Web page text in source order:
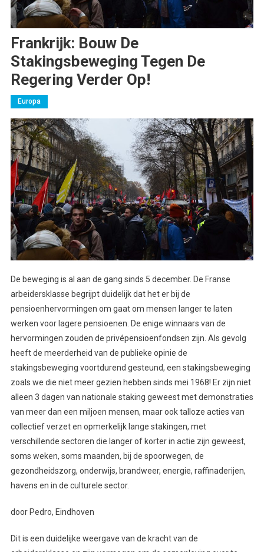
Frankrijk: Bouw De
Stakingsbeweging Tegen De
Regering Verder Op!
Europa
De beweging is al aan de gang sinds 5 december. De Franse
arbeidersklasse begrijpt duidelijk dat het er bij de
pensioenhervormingen om gaat om mensen langer te laten
werken voor lagere pensioenen. De enige winnaars van de
hervormingen zouden de privépensioenfondsen zijn. Als gevolg
heeft de meerderheid van de publieke opinie de
stakingsbeweging voortdurend gesteund, een stakingsbeweging
zoals we die niet meer gezien hebben sinds mei 1968! Er zijn niet
alleen 3 dagen van nationale staking geweest met demonstraties
van meer dan een miljoen mensen, maar ook talloze acties van
collectief verzet en opmerkelijk lange stakingen, met
verschillende sectoren die langer of korter in actie zijn geweest,
soms weken, soms maanden, bij de spoorwegen, de
gezondheidszorg, onderwijs, brandweer, energie, raffinaderijen,
havens en in de culturele sector.
door Pedro, Eindhoven
Dit is een duidelijke weergave van de kracht van de